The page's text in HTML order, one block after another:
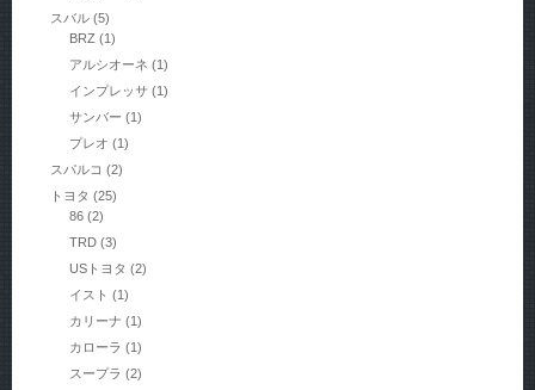
スバル(5)
BRZ (1)
アルシオーネ (1)
インプレッサ (1)
サンバー (1)
プレオ (1)
スパルコ (2)
トヨタ (25)
86 (2)
TRD (3)
USトヨタ (2)
イスト (1)
カリーナ (1)
カローラ (1)
スープラ (2)